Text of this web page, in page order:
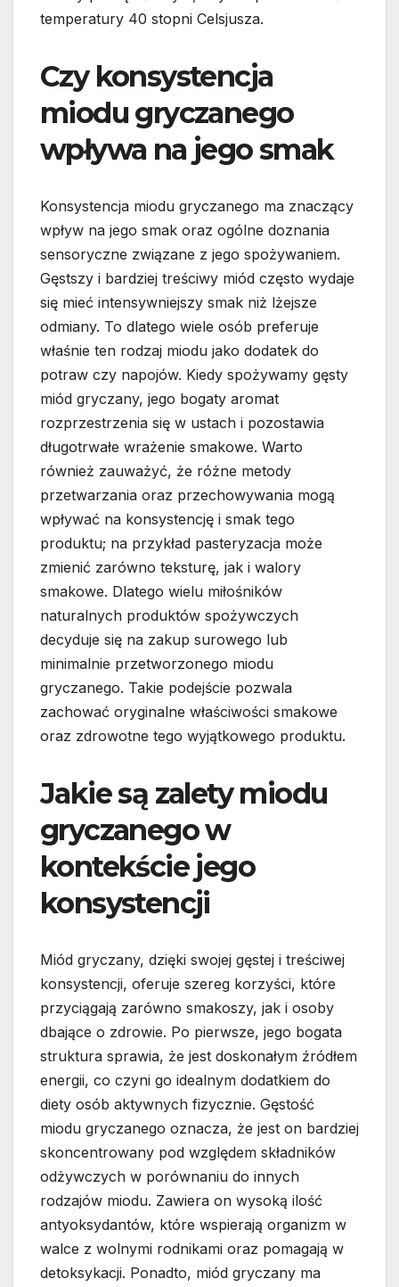
temperatury 40 stopni Celsjusza.
Czy konsystencja
miodu gryczanego
wpływa na jego smak
Konsystencja miodu gryczanego ma znaczący
wpływ na jego smak oraz ogólne doznania
sensoryczne związane z jego spożywaniem.
Gęstszy i bardziej treściwy miód często wydaje
się mieć intensywniejszy smak niż lżejsze
odmiany. To dlatego wiele osób preferuje
właśnie ten rodzaj miodu jako dodatek do
potraw czy napojów. Kiedy spożywamy gęsty
miód gryczany, jego bogaty aromat
rozprzestrzenia się w ustach i pozostawia
długotrwałe wrażenie smakowe. Warto
również zauważyć, że różne metody
przetwarzania oraz przechowywania mogą
wpływać na konsystencję i smak tego
produktu; na przykład pasteryzacja może
zmienić zarówno teksturę, jak i walory
smakowe. Dlatego wielu miłośników
naturalnych produktów spożywczych
decyduje się na zakup surowego lub
minimalnie przetworzonego miodu
gryczanego. Takie podejście pozwala
zachować oryginalne właściwości smakowe
oraz zdrowotne tego wyjątkowego produktu.
Jakie są zalety miodu
gryczanego w
kontekście jego
konsystencji
Miód gryczany, dzięki swojej gęstej i treściwej
konsystencji, oferuje szereg korzyści, które
przyciągają zarówno smakoszy, jak i osoby
dbające o zdrowie. Po pierwsze, jego bogata
struktura sprawia, że jest doskonałym źródłem
energii, co czyni go idealnym dodatkiem do
diety osób aktywnych fizycznie. Gęstość
miodu gryczanego oznacza, że jest on bardziej
skoncentrowany pod względem składników
odżywczych w porównaniu do innych
rodzajów miodu. Zawiera on wysoką ilość
antyoksydantów, które wspierają organizm w
walce z wolnymi rodnikami oraz pomagają w
detoksykacji. Ponadto, miód gryczany ma